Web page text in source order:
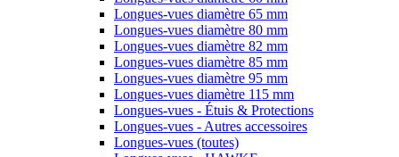
Longues-vues diamètre 65 mm
Longues-vues diamètre 80 mm
Longues-vues diamètre 82 mm
Longues-vues diamètre 85 mm
Longues-vues diamètre 95 mm
Longues-vues diamètre 115 mm
Longues-vues - Étuis & Protections
Longues-vues - Autres accessoires
Longues-vues (toutes)